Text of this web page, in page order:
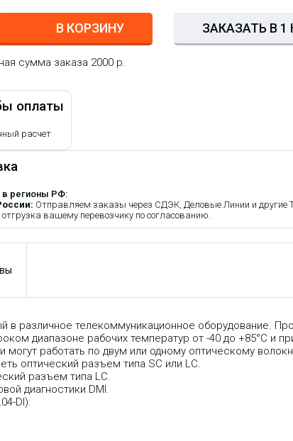
В КОРЗИНУ ЗАКАЗАТЬ В 1
сумма заказа 2000 р.
оплаты
расчет
в регионы РФ:
Отправляем заказы через СДЭК, Деловые Линии и другие
вашему перевозчику по согласованию.
в различное телекоммуникационное оборудование.
диапазоне рабочих температур от -40 до +85°C и
работать по двум или одному оптическому
оптический разъем типа SC или LC.
разъем типа LC.
диагностики DMI.
DI).